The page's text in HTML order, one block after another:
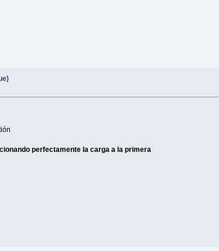
perfectamente la carga a la primera